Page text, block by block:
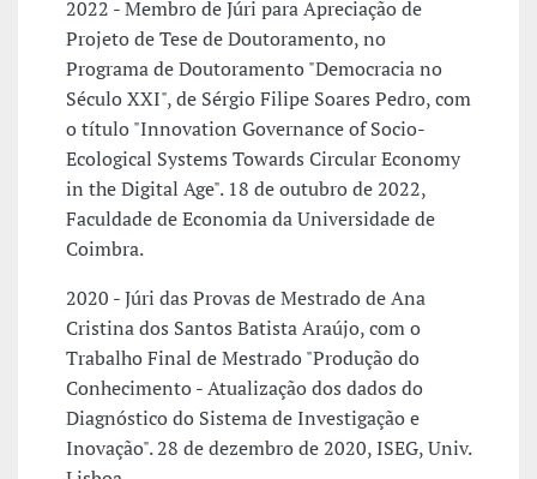
2022 - Membro de Júri para Apreciação de
Projeto de Tese de Doutoramento, no
Programa de Doutoramento "Democracia no
Século XXI", de Sérgio Filipe Soares Pedro, com
o título "Innovation Governance of Socio-
Ecological Systems Towards Circular Economy
in the Digital Age". 18 de outubro de 2022,
Faculdade de Economia da Universidade de
Coimbra.
2020 - Júri das Provas de Mestrado de Ana
Cristina dos Santos Batista Araújo, com o
Trabalho Final de Mestrado "Produção do
Conhecimento - Atualização dos dados do
Diagnóstico do Sistema de Investigação e
Inovação". 28 de dezembro de 2020, ISEG, Univ.